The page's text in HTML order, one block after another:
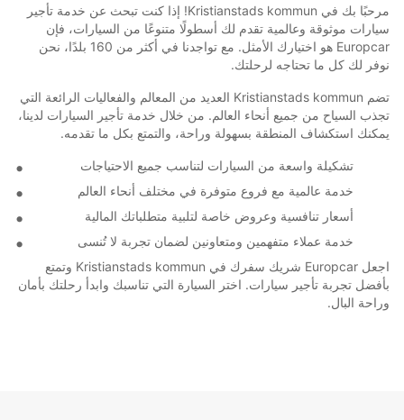
مرحبًا بك في Kristianstads kommun! إذا كنت تبحث عن خدمة تأجير
سيارات موثوقة وعالمية تقدم لك أسطولًا متنوعًا من السيارات، فإن
Europcar هو اختيارك الأمثل. مع تواجدنا في أكثر من 160 بلدًا، نحن
نوفر لك كل ما تحتاجه لرحلتك.
تضم Kristianstads kommun العديد من المعالم والفعاليات الرائعة التي
تجذب السياح من جميع أنحاء العالم. من خلال خدمة تأجير السيارات لدينا،
يمكنك استكشاف المنطقة بسهولة وراحة، والتمتع بكل ما تقدمه.
تشكيلة واسعة من السيارات لتناسب جميع الاحتياجات
خدمة عالمية مع فروع متوفرة في مختلف أنحاء العالم
أسعار تنافسية وعروض خاصة لتلبية متطلباتك المالية
خدمة عملاء متفهمين ومتعاونين لضمان تجربة لا تُنسى
اجعل Europcar شريك سفرك في Kristianstads kommun وتمتع
بأفضل تجربة تأجير سيارات. اختر السيارة التي تناسبك وابدأ رحلتك بأمان
وراحة البال.